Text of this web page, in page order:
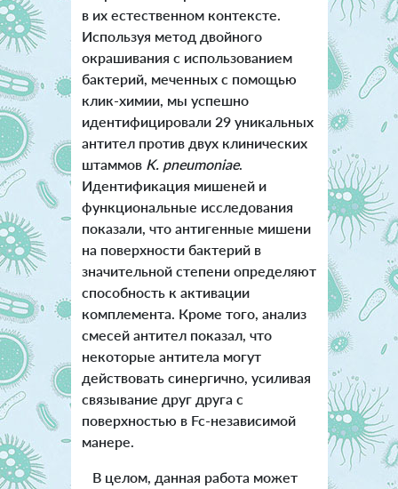
в их естественном контексте.
Используя метод двойного
окрашивания с использованием
бактерий, меченных с помощью
клик-химии, мы успешно
идентифицировали 29 уникальных
антител против двух клинических
штаммов K. pneumoniae.
Идентификация мишеней и
функциональные исследования
показали, что антигенные мишени
на поверхности бактерий в
значительной степени определяют
способность к активации
комплемента. Кроме того, анализ
смесей антител показал, что
некоторые антитела могут
действовать синергично, усиливая
связывание друг друга с
поверхностью в Fc-независимой
манере.
В целом, данная работа может